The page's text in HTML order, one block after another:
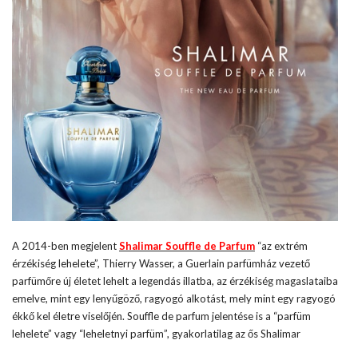
A 2014-ben megjelentShalimar Souffle de Parfum “az extrém
érzékiség lehelete”, Thierry Wasser, a Guerlain parfümház vezető
parfümőre új életet lehelt a legendás illatba, az érzékiség magaslataiba
emelve, mint egy lenyűgöző, ragyogó alkotást, mely mint egy ragyogó
ékkő kel életre viselőjén. Souffle de parfum jelentése is a “parfüm
lehelete” vagy “leheletnyi parfüm”, gyakorlatilag az ős Shalimar